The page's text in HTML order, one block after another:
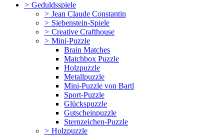
> Geduldsspiele
> Jean Claude Constantin
> Siebenstein-Spiele
> Creative Crafthouse
> Mini-Puzzle
Brain Matches
Matchbox Puzzle
Holzpuzzle
Metallpuzzle
Mini-Puzzle von Bartl
Sport-Puzzle
Glückspuzzle
Gutscheinpuzzle
Sternzeichen-Puzzle
> Holzpuzzle